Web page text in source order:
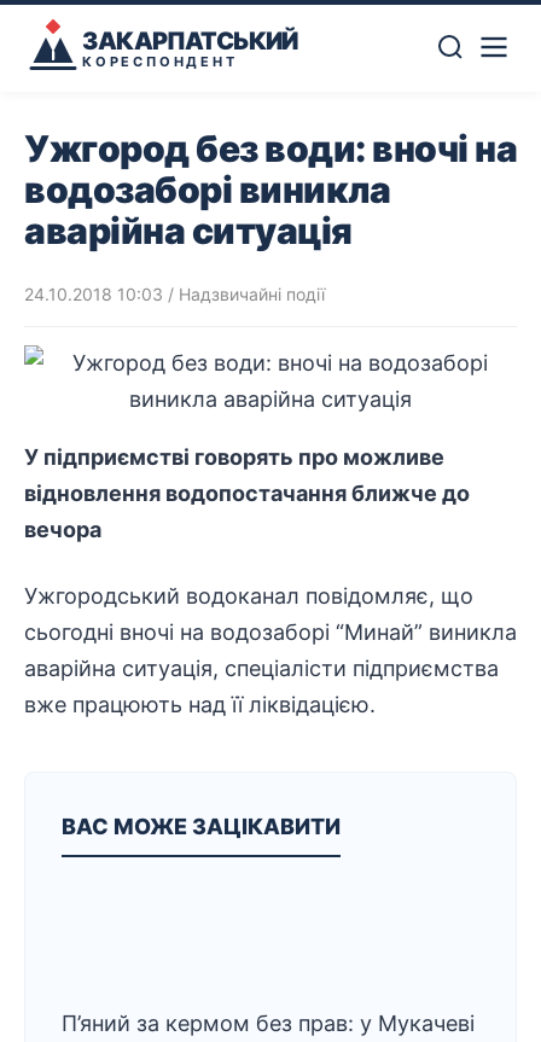
ЗАКАРПАТСЬКИЙ
КОРЕСПОНДЕНТ
Ужгород без води: вночі на
водозаборі виникла
аварійна ситуація
24.10.2018 10:03 / Надзвичайні події
У підприємстві говорять про можливе
відновлення водопостачання ближче до
вечора
Ужгородський водоканал повідомляє, що
сьогодні вночі на водозаборі “Минай” виникла
аварійна ситуація, спеціалісти підприємства
вже працюють над її ліквідацією.
ВАС МОЖЕ ЗАЦІКАВИТИ
П’яний за кермом без прав: у Мукачеві